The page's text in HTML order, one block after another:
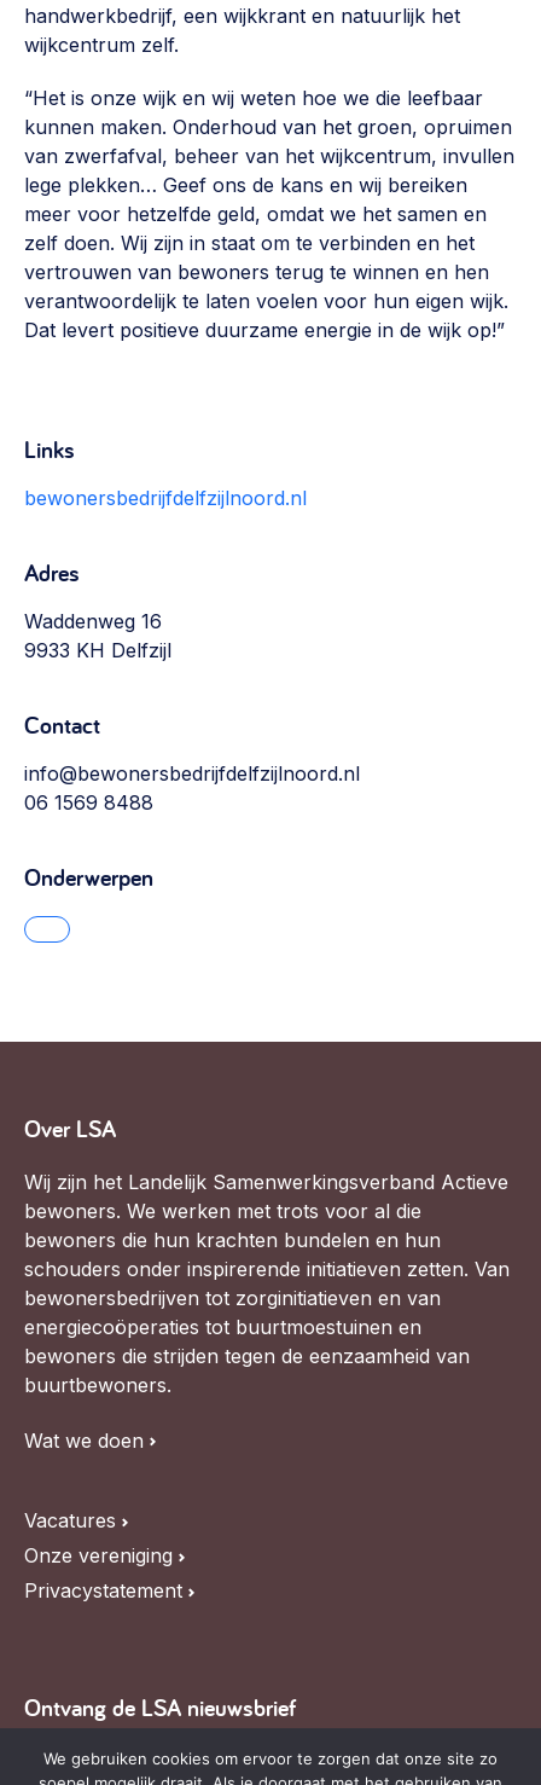
Zorgzame gemeenschappen
uitbreiden >
Wijkaanpak
Werken aan de wijk, ABCD, WijkWijzer >
Weerbare gemeenschappen
Voorbereiden op crisis, noodsteunpunten,
ontmoetingsplekken >
Buurtenergie
Meebeslissen
Uitdaagrecht, gemeenschapsfondsen, lokale democratie >
Omgevingswet en gebiedsontwikkeling
invoering omgevingswet, participatie,
gebiedsontwikkeling>
handwerkbedrijf, een wijkkrant en natuurlijk het
wijkcentrum zelf.
“Het is onze wijk en wij weten hoe we die leefbaar
kunnen maken. Onderhoud van het groen, opruimen
van zwerfafval, beheer van het wijkcentrum, invullen
lege plekken… Geef ons de kans en wij bereiken
meer voor hetzelfde geld, omdat we het samen en
zelf doen. Wij zijn in staat om te verbinden en het
vertrouwen van bewoners terug te winnen en hen
verantwoordelijk te laten voelen voor hun eigen wijk.
Dat levert positieve duurzame energie in de wijk op!”
Links
bewonersbedrijfdelfzijlnoord.nl
Adres
Waddenweg 16
9933 KH Delfzijl
Contact
info@bewonersbedrijfdelfzijlnoord.nl
06 1569 8488
Onderwerpen
Over LSA
Wij zijn het Landelijk Samenwerkingsverband Actieve
bewoners. We werken met trots voor al die
bewoners die hun krachten bundelen en hun
schouders onder inspirerende initiatieven zetten. Van
bewonersbedrijven tot zorginitiatieven en van
energiecoöperaties tot buurtmoestuinen en
bewoners die strijden tegen de eenzaamheid van
buurtbewoners.
Wat we doen
Vacatures
Onze vereniging
Privacystatement
Ontvang de LSA nieuwsbrief
Blijf op de hoogte van LSA nieuws, de agenda en
We gebruiken cookies om ervoor te zorgen dat onze site zo